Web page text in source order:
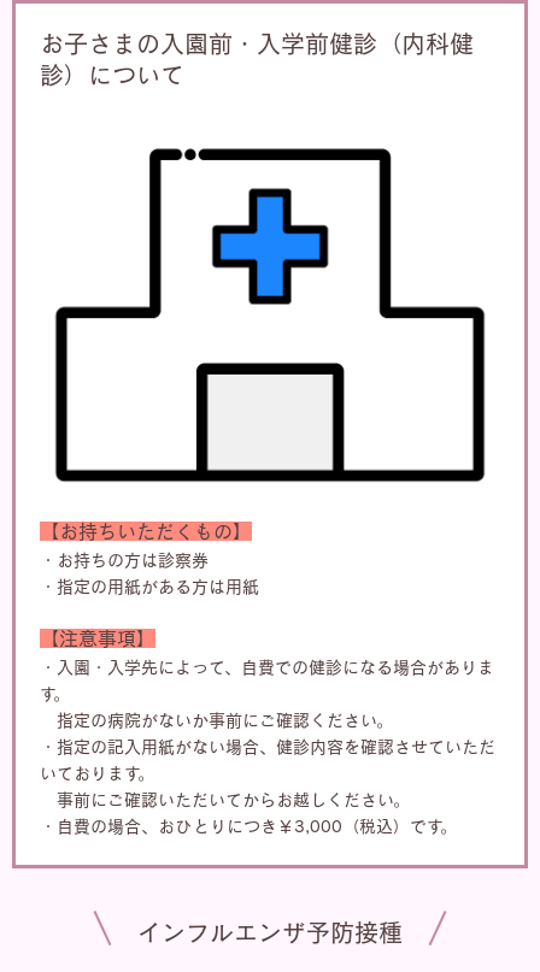
お子さまの入園前・入学前健診（内科健
診）について
【お持ちいただくもの】
・お持ちの方は診察券
・指定の用紙がある方は用紙
【注意事項】
・入園・入学先によって、自費での健診になる場合がありま
す。
指定の病院がないか事前にご確認ください。
・指定の記入用紙がない場合、健診内容を確認させていただ
いております。
事前にご確認いただいてからお越しください。
・自費の場合、おひとりにつき￥3,000（税込）です。
インフルエンザ予防接種